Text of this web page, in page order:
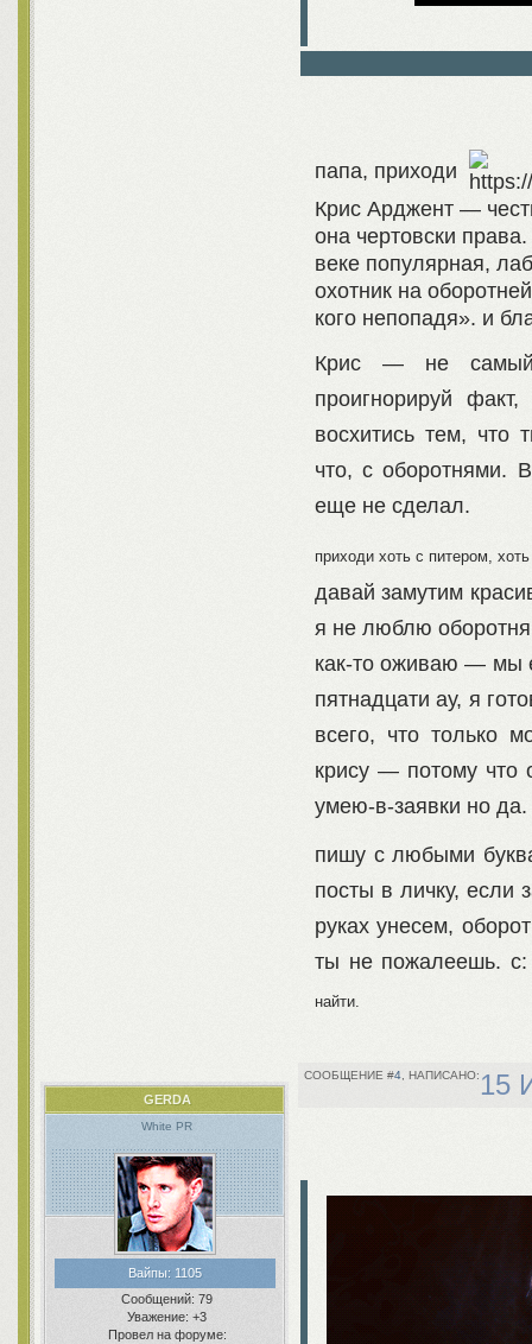
папа, приходи
Крис Арджент —
она чертовски
веке популярная,
охотник на
кого непопадя». и
Крис — не самый
проигнорируй
восхитись тем,
что, с оборотнями.
еще не сделал.
приходи хоть с питером,
давай замутим
я не люблю оборотня
как-то оживаю — мы
пятнадцати ау, я
всего, что только
крису — потому что
умею-в-заявки но да.
пишу с любыми
посты в личку, если
руках унесем,
ты не пожалеешь.
найти.
4 15
GERDA
White PR
Вайпы: 1105
Сообщений: 79
Уважение: +3
Провел на форуме: